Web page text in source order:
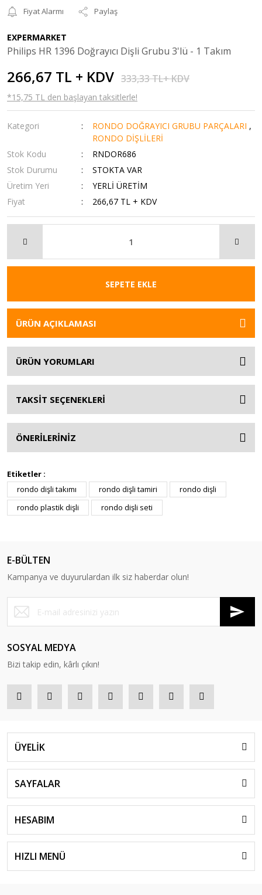
Fiyat Alarmı
Paylaş
EXPERMARKET
Philips HR 1396 Doğrayıcı Dişli Grubu 3'lü - 1 Takım
266,67 TL + KDV 333,33 TL+ KDV
*15,75 TL den başlayan taksitlerle!
Kategori RONDO DOĞRAYICI GRUBU PARÇALARI ,
RONDO DİŞLİLERİ
Stok Kodu
RNDOR686
Stok Durumu
STOKTA VAR
Üretim Yeri
YERLİ ÜRETİM
Fiyat
266,67 TL + KDV
SEPETE EKLE
ÜRÜN AÇIKLAMASI
ÜRÜN YORUMLARI
TAKSİT SEÇENEKLERİ
ÖNERİLERİNİZ
Etiketler :
rondo dişli takımı
rondo dişli tamiri
rondo dişli
rondo plastik dişli
rondo dişli seti
E-BÜLTEN
Kampanya ve duyurulardan ilk siz haberdar olun!
SOSYAL MEDYA
Bizi takip edin, kârlı çıkın!
ÜYELİK
SAYFALAR
HESABIM
HIZLI MENÜ